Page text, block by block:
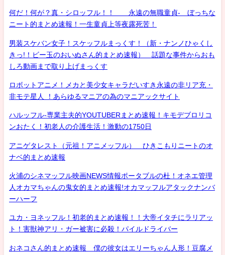
何だ！何が？真・シロッフル！！ 永遠の無職童貞- ぼっちな
ニート的まとめ速報！一生童貞上等夜露死苦！
男装スケバン女子！スケッフルまっくす！（新・ナンノひゃくし
きっ!！ビー玉のおいぬさん的まとめ速報） 話題な事件からおも
しろ動画まで取り上げまっくす
ロボットアニメ！メカと美少女キャラだいすき永遠の非リア充・
非モテ星人 ！あらゆるマニアの為のマニアックサイト
ハルッフル-専業主夫的YOUTUBERまとめ速報！キモデブロリコ
ンおたく！初老人の介護生活！激動の1750日
アニゲタレスト（元祖！アニメッフル） ひきこもりニートのオ
ナベ的まとめ速報
火浦のシネマッフル映画NEWS情報ポータブルの杜！オネエ管理
人オカマちゃんの鬼女的まとめ速報!オカマッフルアタックナンバ
ーハーフ
ユカ・ヨネッフル！初老的まとめ速報！！大帝イタチにラリアッ
ト！害獣神アリ・ガー被害に必殺！パイルドライバー
おネコさん的まとめ速報 僕の彼女はエリーちゃん人形！豆腐メ